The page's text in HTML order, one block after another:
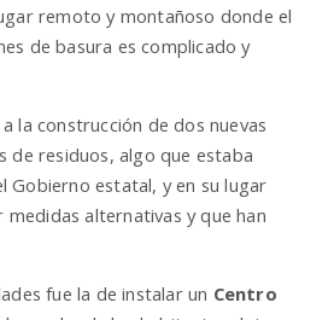
remoto y montañoso donde el
de basura es complicado y
la construcción de dos nuevas
de residuos, algo que estaba
Gobierno estatal, y en su lugar
alternativas y que han
fue la de instalar un Centro